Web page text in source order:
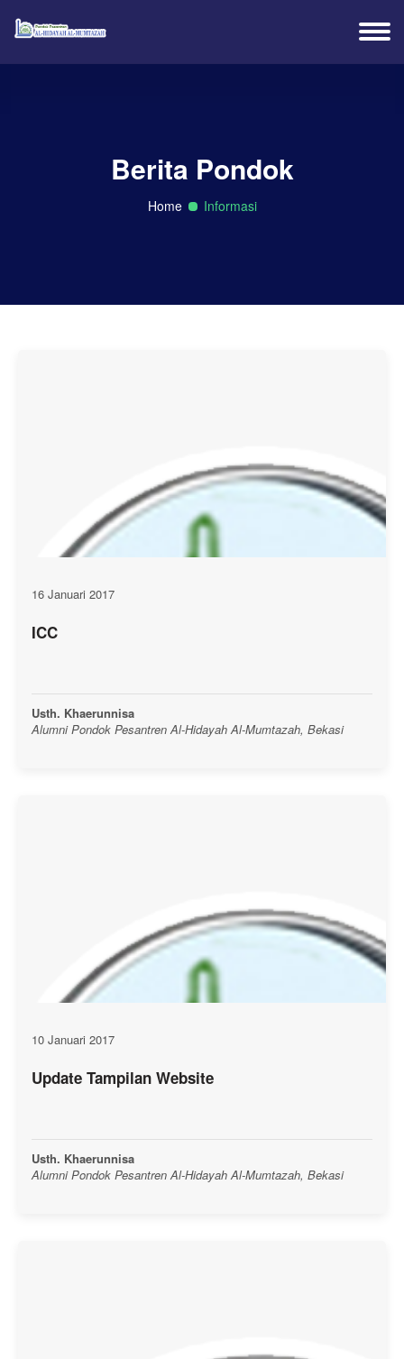
Berita Pondok
Home Informasi
16 Januari 2017
ICC
Usth. Khaerunnisa
Alumni Pondok Pesantren Al-Hidayah Al-Mumtazah, Bekasi
10 Januari 2017
Update Tampilan Website
Usth. Khaerunnisa
Alumni Pondok Pesantren Al-Hidayah Al-Mumtazah, Bekasi